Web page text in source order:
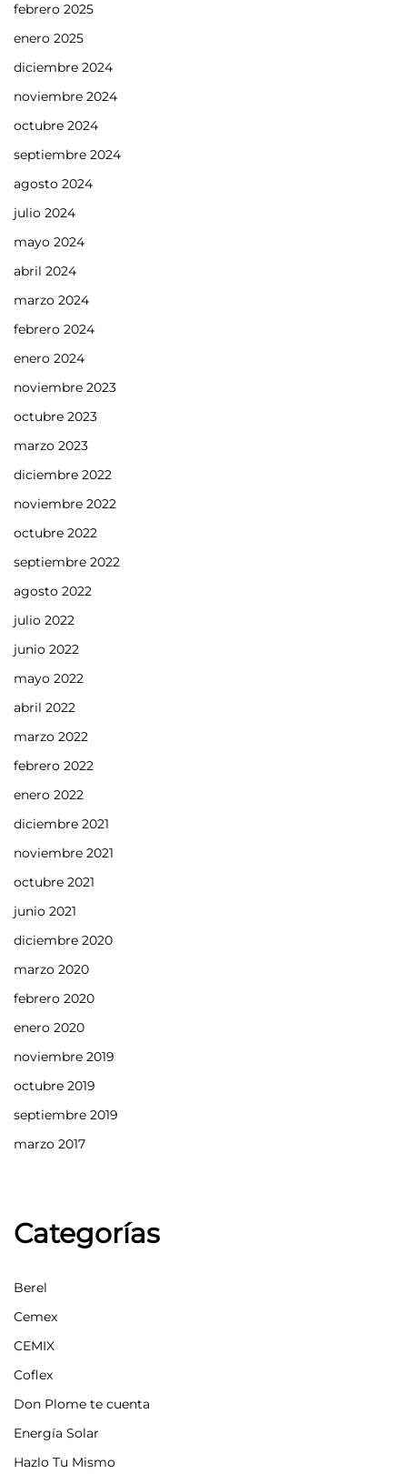
febrero 2025
enero 2025
diciembre 2024
noviembre 2024
octubre 2024
septiembre 2024
agosto 2024
julio 2024
mayo 2024
abril 2024
marzo 2024
febrero 2024
enero 2024
noviembre 2023
octubre 2023
marzo 2023
diciembre 2022
noviembre 2022
octubre 2022
septiembre 2022
agosto 2022
julio 2022
junio 2022
mayo 2022
abril 2022
marzo 2022
febrero 2022
enero 2022
diciembre 2021
noviembre 2021
octubre 2021
junio 2021
diciembre 2020
marzo 2020
febrero 2020
enero 2020
noviembre 2019
octubre 2019
septiembre 2019
marzo 2017
Categorías
Berel
Cemex
CEMIX
Coflex
Don Plome te cuenta
Energía Solar
Hazlo Tu Mismo